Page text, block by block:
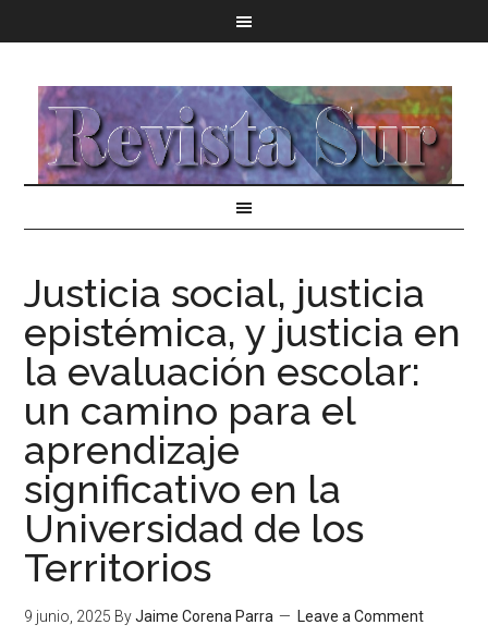
Justicia social, justicia
epistémica, y justicia en
la evaluación escolar:
un camino para el
aprendizaje
significativo en la
Universidad de los
Territorios
9 junio, 2025 ByJaime Corena Parra Leave a Comment